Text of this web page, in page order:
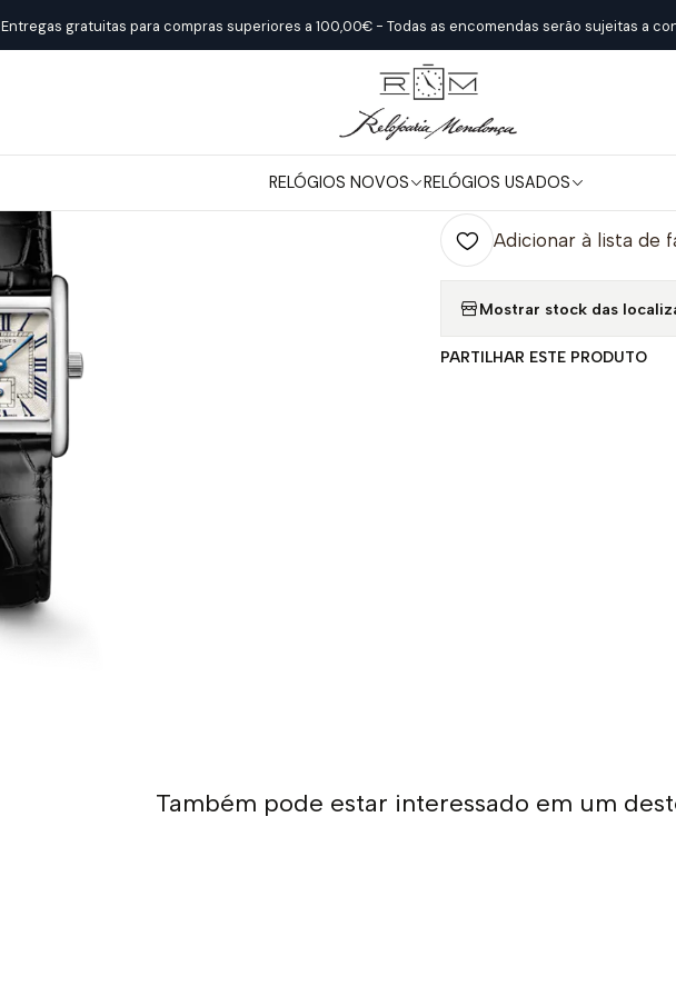
RELÓGIOS NOVOS RELÓGIOS USADOS
Entregas gratuitas para compras superiores a 100,00€ - Todas as encomendas serão sujeitas a
Início Relógios Novos Longines LONGINES MINI DOLCEVITA
|
LONGINES
Quantidade
Adicionar à lista de
Mostrar stock das
PARTILHAR ESTE PRODUTO
Também pode estar interessado em um